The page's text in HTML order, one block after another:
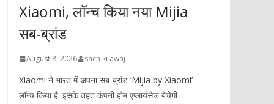
Xiaomi, लॉन्च किया नया Mijia
सब-ब्रांड
August 8, 2026 sach ki awaj
Xiaomi ने भारत में अपना सब-ब्रांड ‘Mijia by Xiaomi’
लॉन्च किया है. इसके तहत कंपनी होम एप्लायंसेज बेचेगी